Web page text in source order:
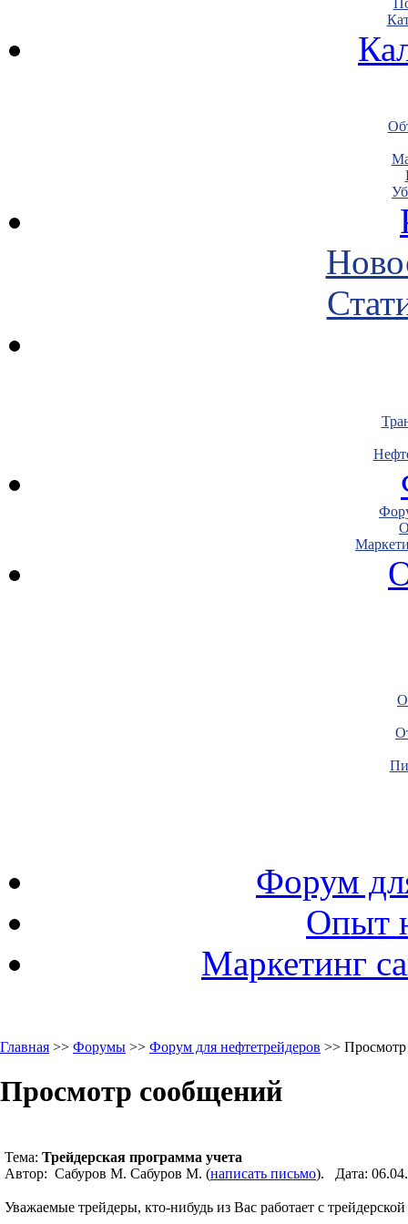
Форум
Опыт
Маркетинг
Главная >> Форумы >> Форум для нефтетрейдеров >>
Просмотр сообщений
Тема: Трейдерская программа учета
Автор: Сабуров М. Сабуров М. (написать письмо). Дата:
Уважаемые трейдеры, кто-нибудь из Вас работает с